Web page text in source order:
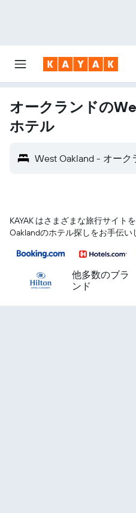
オークランドの
ホテル
West Oakland - オーク
KAYAK はさまざまな旅行サイト
Oaklandのホテル探しをお手伝い
他多数のブラ
ンド